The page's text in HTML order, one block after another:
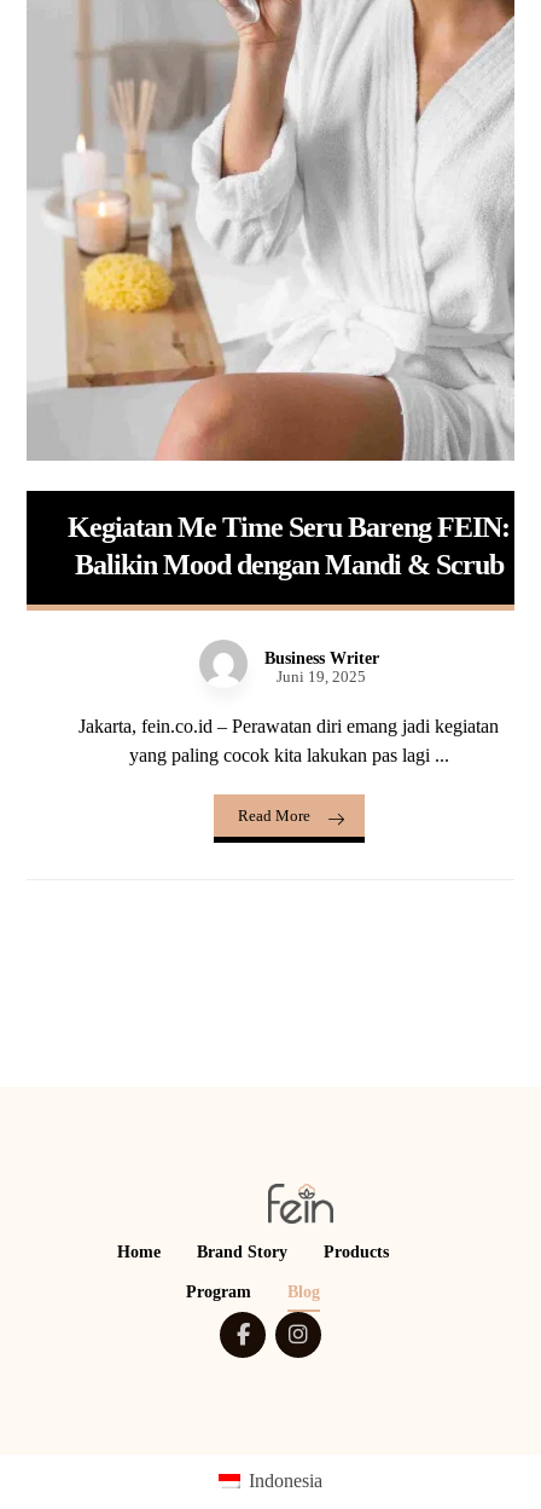
Kegiatan Me Time Seru Bareng FEIN:
Balikin Mood dengan Mandi & Scrub
Business Writer
Juni 19, 2025
Jakarta, fein.co.id – Perawatan diri emang jadi kegiatan
yang paling cocok kita lakukan pas lagi ...
Read More
Home Brand Story Products
Program Blog
Indonesia